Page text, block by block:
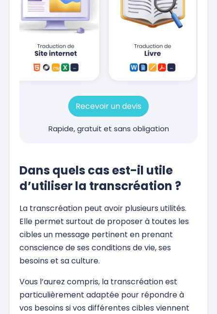
Recevoir un devis
Rapide, gratuit et sans obligation
Dans quels cas est-il utile
d’utiliser la transcréation ?
La transcréation peut avoir plusieurs utilités.
Elle permet surtout de proposer à toutes les
cibles un message pertinent en prenant
conscience de ses conditions de vie, ses
besoins et sa culture.
Vous l’aurez compris, la transcréation est
particulièrement adaptée pour répondre à
vos besoins si vos différentes cibles viennent